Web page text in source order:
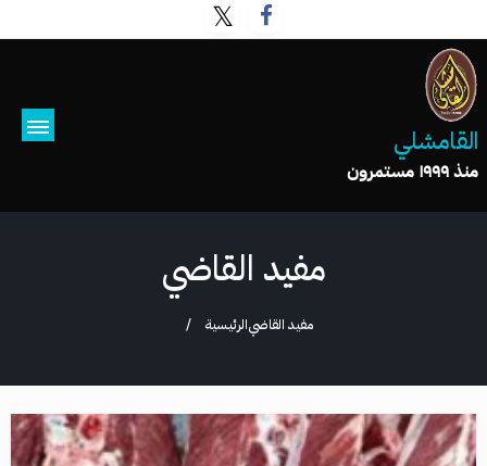
القامشلي
منذ ١٩٩٩ مستمرون
مفيد القاضي
الرئيسيةمفيد القاضي